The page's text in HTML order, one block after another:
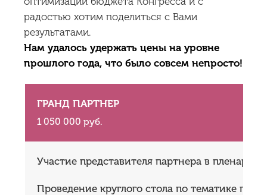
радостью хотим поделиться с Вами
результатами.
Нам удалось удержать цены на уровне
прошлого года, что было совсем непросто!
ГРАНД ПАРТНЕР
1 050 000 руб.
Участие представителя партнера в
Проведение круглого стола по тематике